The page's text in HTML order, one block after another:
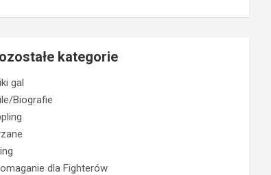
kategorie
gal
Biografie
dla Fighterów